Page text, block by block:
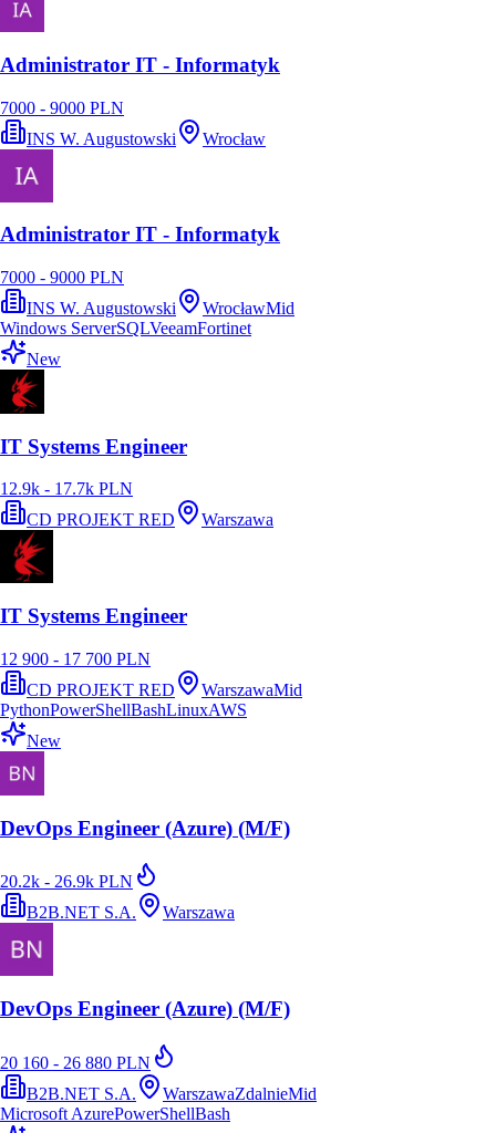
Administrator IT - Informatyk
7000 - 9000 PLN
INS W. Augustowski
Wrocław
Administrator IT - Informatyk
7000 - 9000 PLN
INS W. Augustowski
WrocławMid
Windows ServerSQLVeeamFortinet
New
IT Systems Engineer
12.9k - 17.7k PLN
CD PROJEKT RED
Warszawa
IT Systems Engineer
12 900 - 17 700 PLN
CD PROJEKT RED
WarszawaMid
PythonPowerShellBashLinuxAWS
New
DevOps Engineer (Azure) (M/F)
20.2k - 26.9k PLN
B2B.NET S.A.
Warszawa
DevOps Engineer (Azure) (M/F)
20 160 - 26 880 PLN
B2B.NET S.A.
WarszawaZdalnieMid
Microsoft AzurePowerShellBash